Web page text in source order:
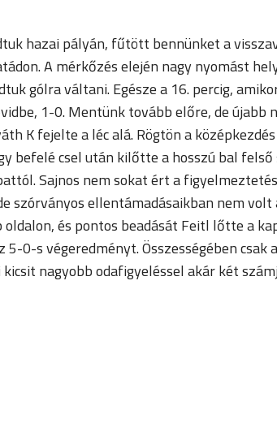
hazai pályán, fűtött bennünket a
A mérkőzés elején nagy nyomást
gólra váltani. Egésze a 16. percig,
1-0. Mentünk tovább előre, de
K fejelte a léc alá. Rögtön a
befelé csel után kilőtte a hosszú bal
Sajnos nem sokat ért a
szórványos ellentámadásaikban nem
és pontos beadását Feitl lőtte a
0-s végeredményt. Összességében
nagyobb odafigyeléssel akár két